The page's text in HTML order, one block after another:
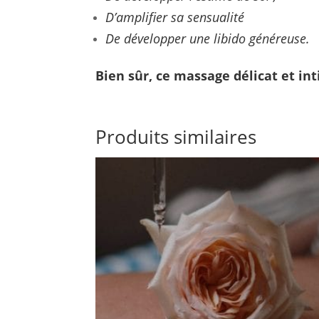
D’amplifier sa sensualité
De développer une libido généreuse.
Bien sûr, ce massage délicat et
Produits similaires